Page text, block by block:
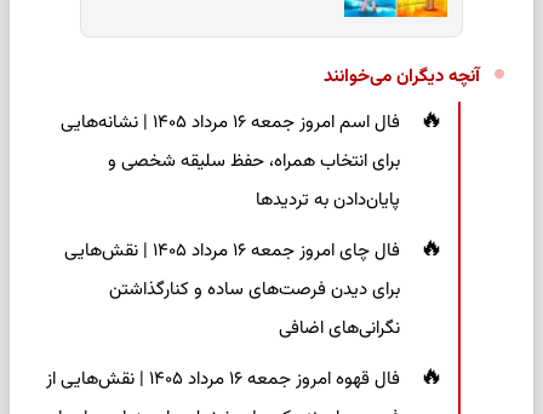
آنچه دیگران می‌خوانند
فال اسم امروز جمعه ۱۶ مرداد ۱۴۰۵ | نشانه‌هایی
برای انتخاب همراه، حفظ سلیقه شخصی و
پایان‌دادن به تردیدها
فال چای امروز جمعه ۱۶ مرداد ۱۴۰۵ | نقش‌هایی
برای دیدن فرصت‌های ساده و کنارگذاشتن
نگرانی‌های اضافی
فال قهوه امروز جمعه ۱۶ مرداد ۱۴۰۵ | نقش‌هایی از